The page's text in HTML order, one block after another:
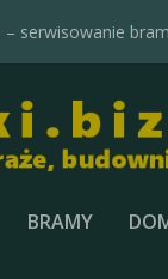
serwisowanie
BRAMY